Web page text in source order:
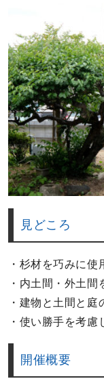
見どころ
・杉材を巧みに
・内土間・外土
・建物と土間と庭
・使い勝手を考慮
開催概要